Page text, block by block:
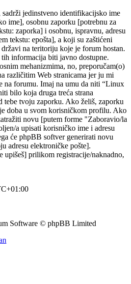
jedinstveno identifikacijsko ime
ime], osobnu zaporku [potrebnu za
zaporka] i osobnu, ispravnu, adresu
tekstu: epošta], a koji su zaštićeni
na teritoriju koje je forum hostan.
informacija biti javno dostupne.
mehanizmima, no, preporučam(o)
različitim Web stranicama jer ju mi
na forumu. Imaj na umu da niti “Linux
bilo koja druga treća strana
tebe tvoju zaporku. Ako želiš, zaporku
doba u svom korisničkom profilu. Ako
novu [putem forme "Zaboravio/la
a upisati korisničko ime i adresu
će phpBB softver generirati novu
adresu elektroničke pošte].
upišeš] prilikom registracije/naknadno,
Software © phpBB Limited